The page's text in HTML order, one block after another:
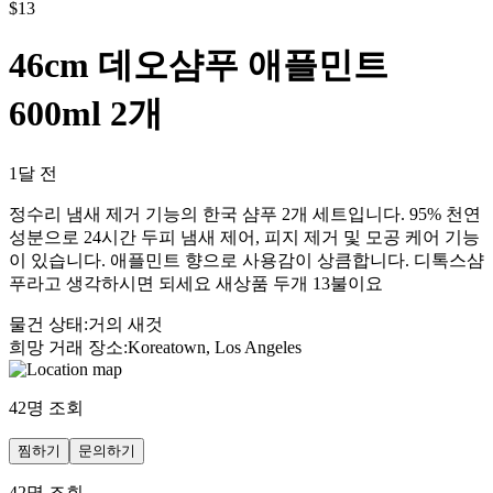
$13
46cm 데오샴푸 애플민트
600ml 2개
1달 전
정수리 냄새 제거 기능의 한국 샴푸 2개 세트입니다. 95% 천연
성분으로 24시간 두피 냄새 제어, 피지 제거 및 모공 케어 기능
이 있습니다. 애플민트 향으로 사용감이 상큼합니다. 디톡스샴
푸라고 생각하시면 되세요 새상품 두개 13불이요
물건 상태 :거의 새것
희망 거래 장소:Koreatown, Los Angeles
42명 조회
찜하기 문의하기